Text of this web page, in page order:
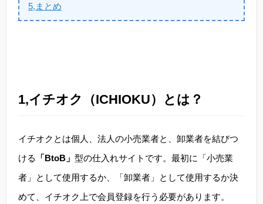
5,まとめ
1,イチオク（ICHIOKU）とは？
イチオクとは個人、法人の小売業者と、卸業者を結びつ
ける
「BtoB」 型の仕入れサイトです。最初に「小売業
者」として使用するか、「卸業者」として使用するか決
めて、イチオク上で会員登録を行う必要があります。